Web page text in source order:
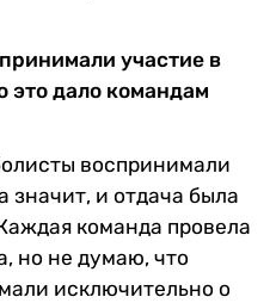
участие в
это дало командам
воспринимали
значит, и отдача была
команда провела
но не думаю, что
исключительно о